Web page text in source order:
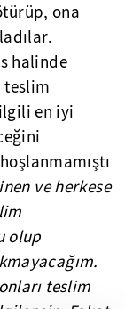
ona
halinde
teslim
en iyi
ve herkese
olup
teslim